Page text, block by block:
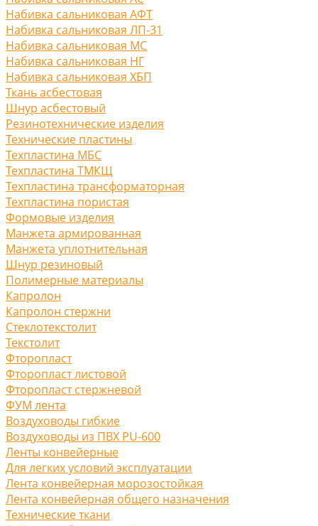
Набивка сальниковая АФТ
Набивка сальниковая ЛП-31
Набивка сальниковая МС
Набивка сальниковая НГ
Набивка сальниковая ХБП
Ткань асбестовая
Шнур асбестовый
Резинотехнические изделия
Технические пластины
Техпластина МБС
Техпластина ТМКЩ
Техпластина трансформаторная
Техпластина пористая
Формовые изделия
Манжета армированная
Манжета уплотнительная
Шнур резиновый
Полимерные материалы
Капролон
Капролон стержни
Стеклотекстолит
Текстолит
Фторопласт
Фторопласт листовой
Фторопласт стержневой
ФУМ лента
Воздуховоды гибкие
Воздуховоды из ПВХ PU-600
Ленты конвейерные
Для легких условий эксплуатации
Лента конвейерная морозостойкая
Лента конвейерная общего назначения
Технические ткани